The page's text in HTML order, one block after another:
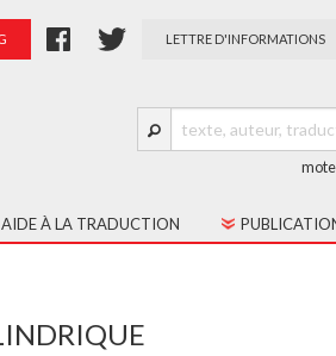
LETTRE D'INFORMATIONS
AIDE À LA TRADUCTION